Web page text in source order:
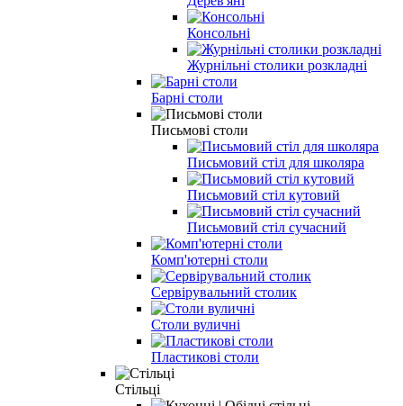
Консольні
Журнільні столики розкладні
Барні столи
Письмові столи
Письмовий стіл для школяра
Письмовий стіл кутовий
Письмовий стіл сучасний
Комп'ютерні столи
Сервірувальний столик
Столи вуличні
Пластикові столи
Стільці